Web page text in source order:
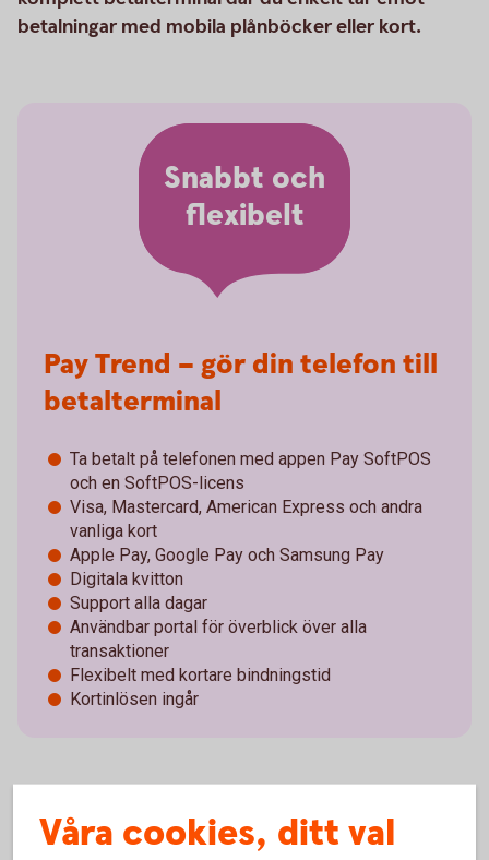
betalningar med mobila plånböcker eller kort.
Pay Trend – gör din telefon till
betalterminal
Ta betalt på telefonen med appen Pay SoftPOS
och en SoftPOS-licens
Visa, Mastercard, American Express och andra
vanliga kort
Apple Pay, Google Pay och Samsung Pay
Digitala kvitton
Support alla dagar
Användbar portal för överblick över alla
transaktioner
Flexibelt med kortare bindningstid
Kortinlösen ingår
Snabbt och
flexibelt
Pay Trend – pris och villkor
Våra cookies, ditt val